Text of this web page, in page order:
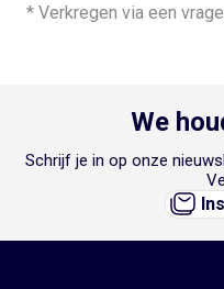
* Verkregen via een
We
Schrijf je in op onze